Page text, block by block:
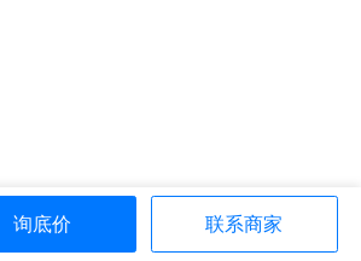
询底价 联系商家